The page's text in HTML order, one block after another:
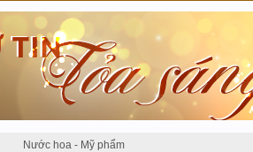
Nước hoa - Mỹ phẩm